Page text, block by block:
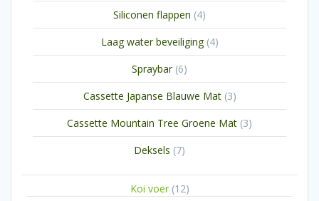
Siliconen flappen 44
producten
Laag water beveiliging 44
producten
Spraybar 66
producten
Cassette Japanse Blauwe Mat 33
producten
Cassette Mountain Tree Groene Mat 33
producten
Deksels 77
Koi voer 1212